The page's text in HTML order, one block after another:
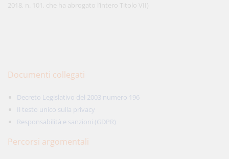
2018, n. 101, che ha abrogato l’intero Titolo VII)
Documenti collegati
Decreto Legislativo del 2003 numero 196
Il testo unico sulla privacy
Responsabilità e sanzioni (GDPR)
Percorsi argomentali